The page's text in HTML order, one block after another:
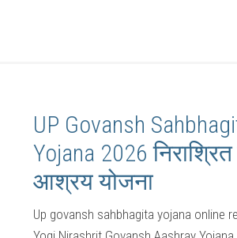
UP Govansh
Yojana 2026
आश्रय योजना
Up govansh sahbhagita yojana online